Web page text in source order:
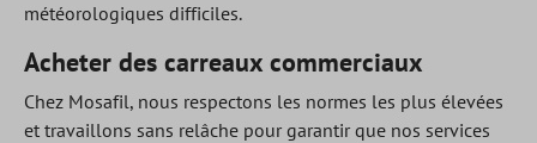
météorologiques difficiles.
Acheter des carreaux commerciaux
Chez Mosafil, nous respectons les normes les plus élevées
et travaillons sans relâche pour garantir que nos services